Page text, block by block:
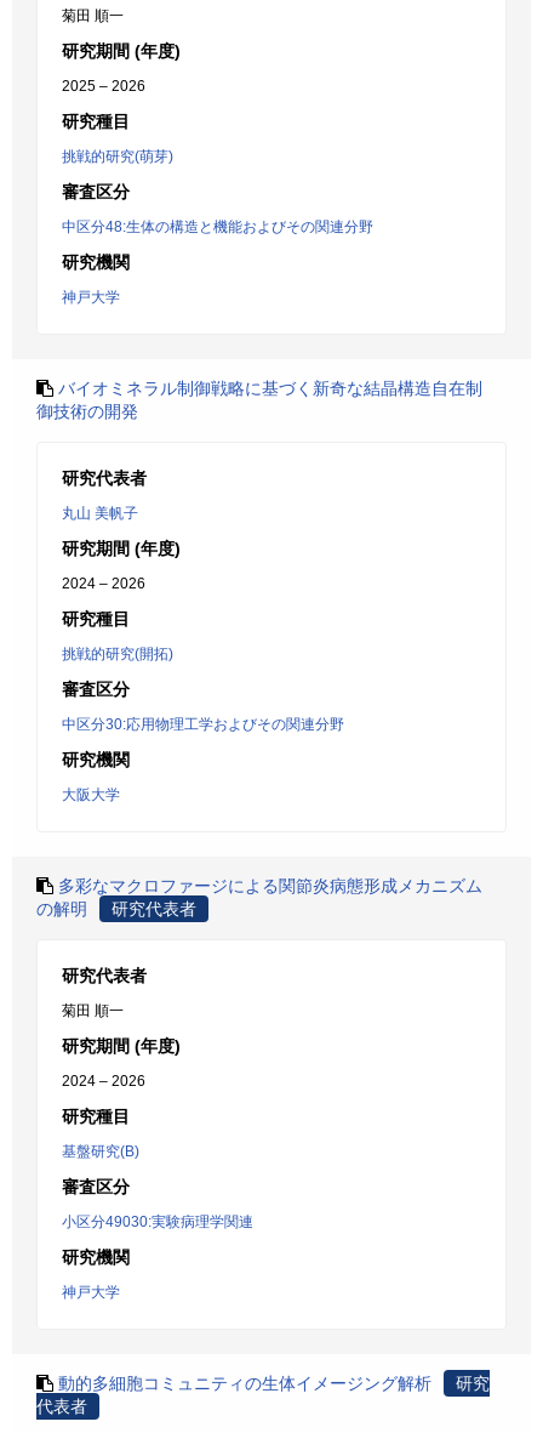
菊田 順一
研究期間 (年度)
2025 – 2026
研究種目
挑戦的研究(萌芽)
審査区分
中区分48:生体の構造と機能およびその関連分野
研究機関
神戸大学
バイオミネラル制御戦略に基づく新奇な結晶構造自在制
御技術の開発
研究代表者
丸山 美帆子
研究期間 (年度)
2024 – 2026
研究種目
挑戦的研究(開拓)
審査区分
中区分30:応用物理工学およびその関連分野
研究機関
大阪大学
多彩なマクロファージによる関節炎病態形成メカニズム
の解明
研究代表者
研究代表者
菊田 順一
研究期間 (年度)
2024 – 2026
研究種目
基盤研究(B)
審査区分
小区分49030:実験病理学関連
研究機関
神戸大学
動的多細胞コミュニティの生体イメージング解析
研究
代表者